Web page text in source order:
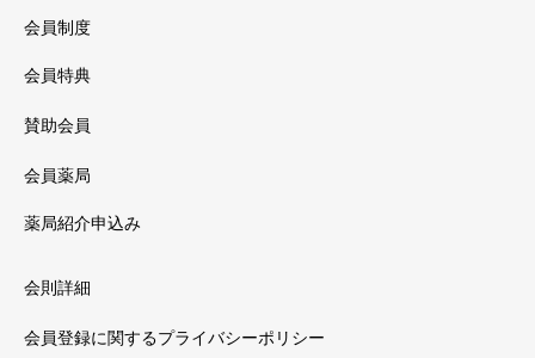
会員制度
会員特典
賛助会員
会員薬局
薬局紹介申込み
会則詳細
会員登録に関するプライバシーポリシー